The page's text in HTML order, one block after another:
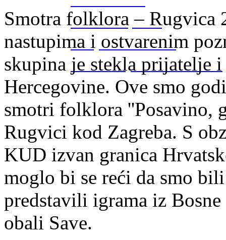
Par Selo Cup 2012
Gornje Živinice 2012
Posavsko sijelo Gradačac 2012
Smotra folklora – Rugvica
nastupima i ostvarenim
skupina je stekla prijatelje
Hercegovine. Ove smo
smotri folklora ''Posavino,
Rugvici kod Zagreba. S
KUD izvan granica
moglo bi se reći da smo
predstavili igrama iz
obali Save.